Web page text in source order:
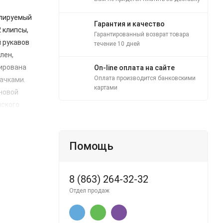
клипсы,
Гарантия и качество
Гарантированный возврат товара
течение 10 дней
On-line оплата на сайте
Оплата производится банковскими
картами
Помощь
8 (863) 264-32-32
Отдел продаж